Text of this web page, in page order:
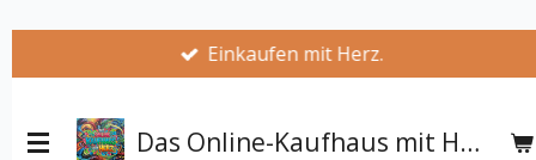
springen
Einkaufen mit Herz.
Das Online-Kaufhaus mit Herz